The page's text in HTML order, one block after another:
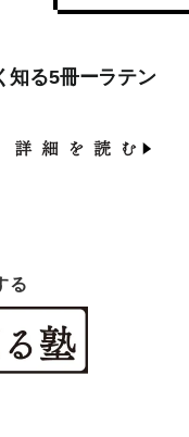
知る5冊ーラテン
る